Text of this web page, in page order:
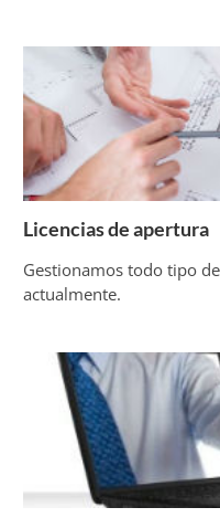
Licencias de apertura
Gestionamos todo tipo
actualmente.